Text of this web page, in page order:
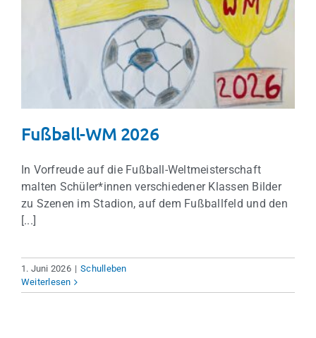
Fußball-WM 2026
Schulleben
Fußball-WM 2026
In Vorfreude auf die Fußball-Weltmeisterschaft
malten Schüler*innen verschiedener Klassen Bilder
zu Szenen im Stadion, auf dem Fußballfeld und den
[...]
1. Juni 2026 | Schulleben
Weiterlesen